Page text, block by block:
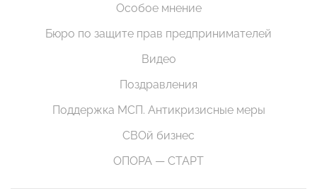
Особое мнение
Бюро по защите прав предпринимателей
Видео
Поздравления
Поддержка МСП. Антикризисные меры
СВОй бизнес
ОПОРА — СТАРТ